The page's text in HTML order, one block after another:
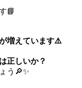
📘
増えています⚠️
正しいか？
う🔎✨